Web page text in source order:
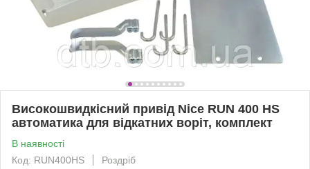
Високошвидкісний привід Nice RUN 400 HS
автоматика для відкатних воріт, комплект
В наявності
Код: RUN400HS
Роздріб